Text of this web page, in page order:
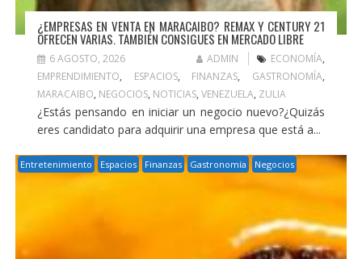
¿EMPRESAS EN VENTA EN MARACAIBO? REMAX Y CENTURY 21
OFRECEN VARIAS. TAMBIÉN CONSIGUES EN MERCADO LIBRE
6 AGOSTO, 2026 ADMIN ECONOMÍA,
EMPRENDIMIENTO, ESPACIOS, FINANZAS, GASTRONOMÍA,
MARACAIBO, NEGOCIOS, NOTICIAS, VENEZUELA, ZULIA
¿Estás pensando en iniciar un negocio nuevo?¿Quizás
eres candidato para adquirir una empresa que está a...
Entretenimiento Espacios Finanzas Gastronomía Negocios